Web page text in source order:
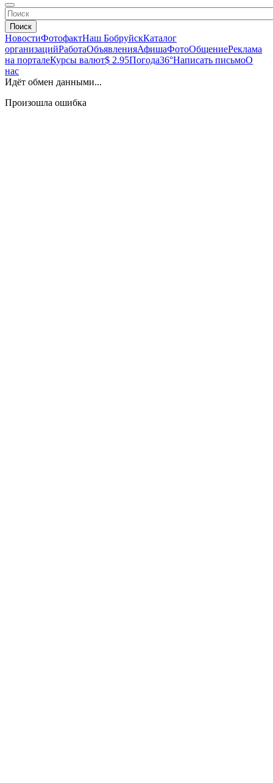
Поиск
НовостиФотофактНаш БобруйскКаталог
организацийРаботаОбъявленияАфишаФотоОбщениеРеклама
на порталеКурсы валют$ 2.95Погода36°Написать письмоО
нас
Идёт обмен данными...
Произошла ошибка